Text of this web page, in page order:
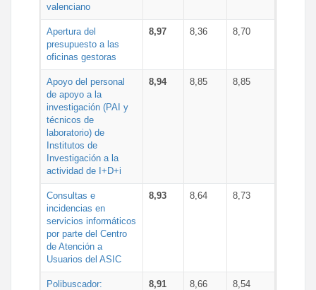
valenciano
Apertura del
presupuesto a las
oficinas gestoras
8,97 8,36 8,70
Apoyo del personal
de apoyo a la
investigación (PAI y
técnicos de
laboratorio) de
Institutos de
Investigación a la
actividad de I+D+i
8,94 8,85 8,85
Consultas e
incidencias en
servicios informáticos
por parte del Centro
de Atención a
Usuarios del ASIC
8,93 8,64 8,73
Polibuscador:
8,91 8,66 8,54